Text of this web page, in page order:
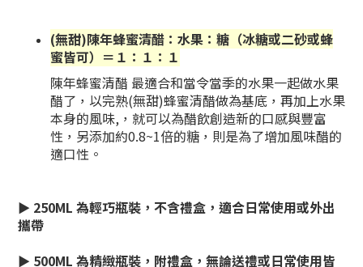
(無甜)陳年蜂蜜清醋：水果：糖（冰糖或二砂或蜂
蜜皆可）＝１：１：１
陳年蜂蜜清醋 最適合和當令當季的水果一起做水果
醋了，以完熟(無甜)蜂蜜清醋做為基底，再加上水果
本身的風味,，就可以為醋飲創造新的口感與豐富
性，另添加約0.8~1倍的糖，則是為了增加風味醋的
適口性。
► 250ML 為輕巧瓶裝，不含禮盒，適合日常使用或外出
攜帶
► 500ML 為精緻瓶裝，附禮盒，無論送禮或日常使用皆